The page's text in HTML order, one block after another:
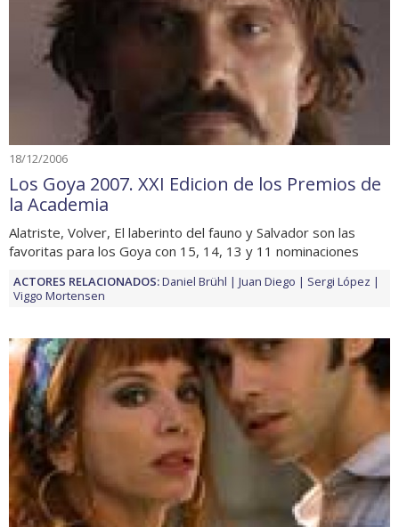
18/12/2006
Los Goya 2007. XXI Edicion de los Premios de
la Academia
Alatriste, Volver, El laberinto del fauno y Salvador son las
favoritas para los Goya con 15, 14, 13 y 11 nominaciones
ACTORES RELACIONADOS:Daniel Brühl Juan Diego
Sergi López
Viggo Mortensen